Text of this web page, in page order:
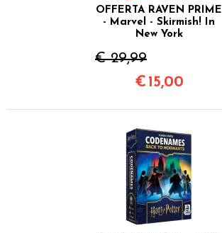
OFFERTA RAVEN PRIME
- Marvel - Skirmish! In
New York
€ 29,99
€ 15,00